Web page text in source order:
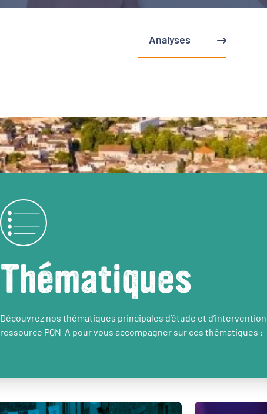
Analyses
Thématiques
Découvrez nos thématiques principales d’étude et
ressource PQN-A pour vous accompagner sur ces thématiques :